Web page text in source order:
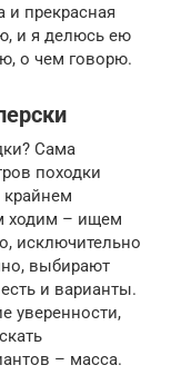
и прекрасная
и я делюсь ею
о чем говорю.
Сама
походки
крайнем
ходим – ищем
исключительно
выбирают
и варианты.
уверенности,
– масса.